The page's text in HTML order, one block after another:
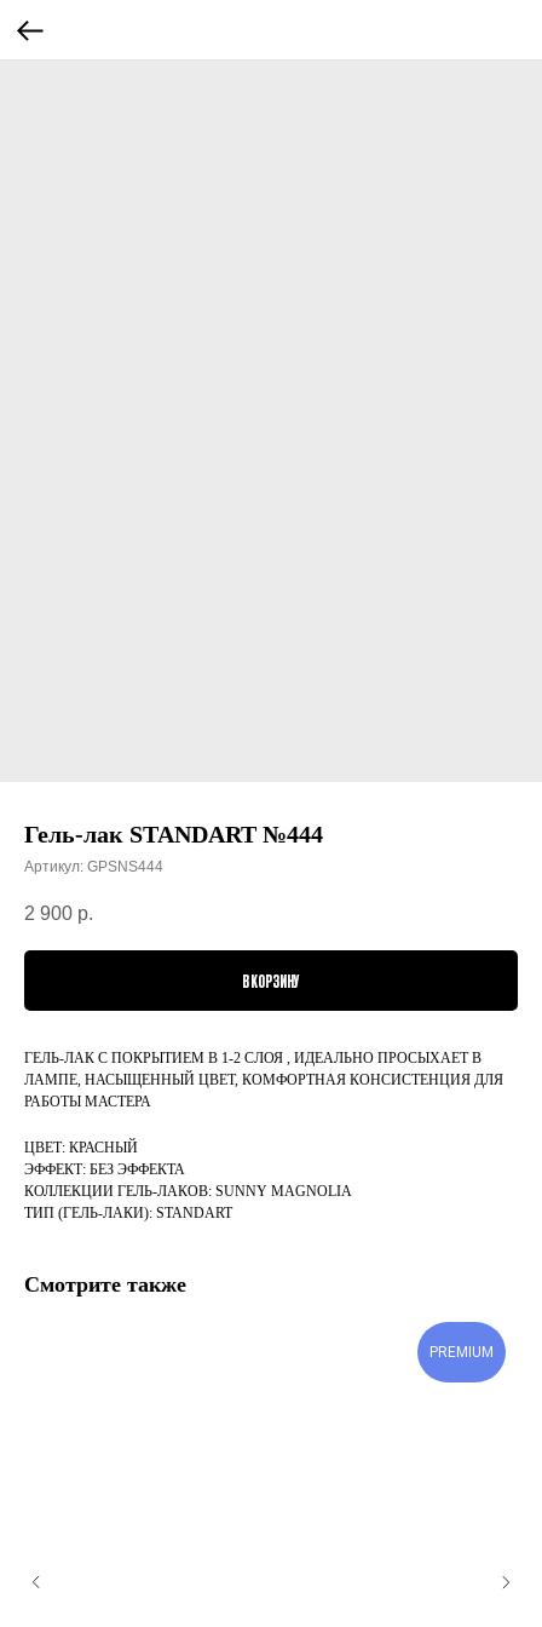
Гель-лак STANDART №444
Артикул: GPSNS444
2 900 р.
В КОРЗИНУ
ГЕЛЬ-ЛАК С ПОКРЫТИЕМ В 1-2 СЛОЯ , ИДЕАЛЬНО ПРОСЫХАЕТ В
ЛАМПЕ, НАСЫЩЕННЫЙ ЦВЕТ, КОМФОРТНАЯ КОНСИСТЕНЦИЯ ДЛЯ
РАБОТЫ МАСТЕРА
ЦВЕТ: КРАСНЫЙ
ЭФФЕКТ: БЕЗ ЭФФЕКТА
КОЛЛЕКЦИИ ГЕЛЬ-ЛАКОВ: SUNNY MAGNOLIA
ТИП (ГЕЛЬ-ЛАКИ): STANDART
Смотрите также
PREMIUM